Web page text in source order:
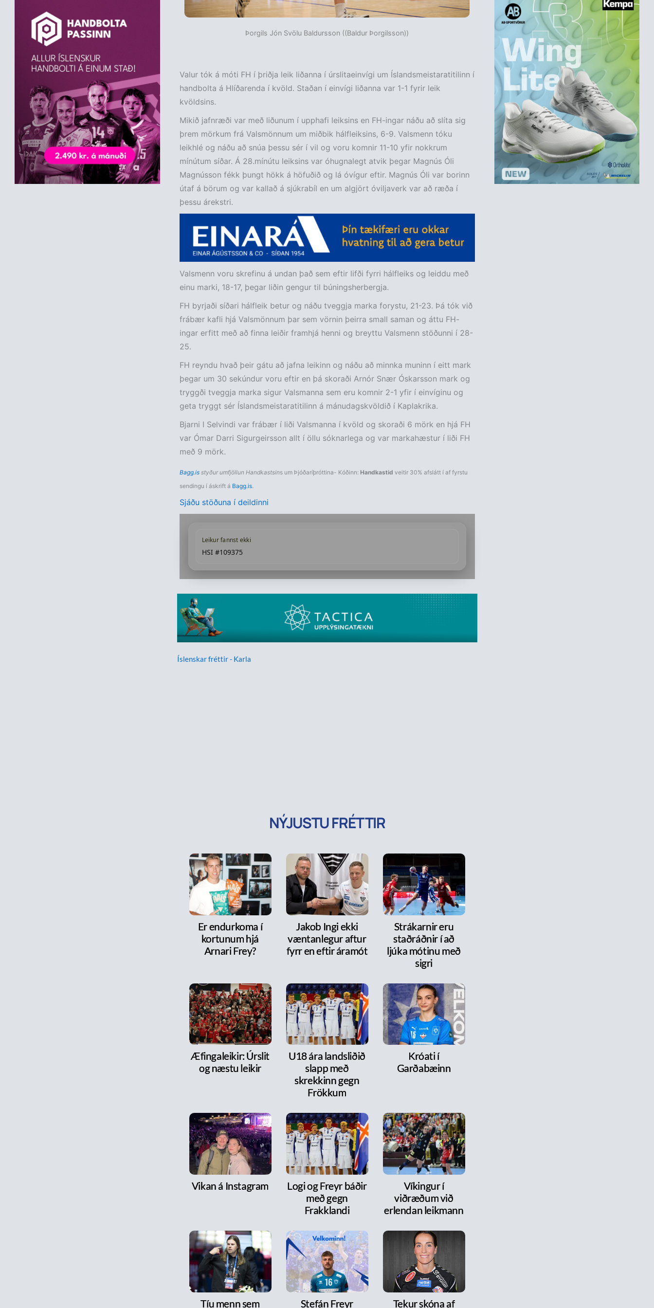
Þorgils Jón Svölu Baldursson ((Baldur Þorgilsson))
Valur tók á móti FH í þriðja leik liðanna í úrslitaeinvígi um Íslandsmeistaratitilinn í
handbolta á Hlíðarenda í kvöld. Staðan í einvígi liðanna var 1-1 fyrir leik
kvöldsins.
Mikið jafnræði var með liðunum í upphafi leiksins en FH-ingar náðu að slíta sig
þrem mörkum frá Valsmönnum um miðbik hálfleiksins, 6-9. Valsmenn tóku
leikhlé og náðu að snúa þessu sér í vil og voru komnir 11-10 yfir nokkrum
mínútum síðar. Á 28.mínútu leiksins var óhugnalegt atvik þegar Magnús Óli
Magnússon fékk þungt hökk á höfuðið og lá óvígur eftir. Magnús Óli var borinn
útaf á börum og var kallað á sjúkrabíl en um algjört óviljaverk var að ræða í
þessu árekstri.
Valsmenn voru skrefinu á undan það sem eftir lifði fyrri hálfleiks og leiddu með
einu marki, 18-17, þegar liðin gengur til búningsherbergja.
FH byrjaði síðari hálfleik betur og náðu tveggja marka forystu, 21-23. Þá tók við
frábær kafli hjá Valsmönnum þar sem vörnin þeirra small saman og áttu FH-
ingar erfitt með að finna leiðir framhjá henni og breyttu Valsmenn stöðunni í 28-
25.
FH reyndu hvað þeir gátu að jafna leikinn og náðu að minnka muninn í eitt mark
þegar um 30 sekúndur voru eftir en þá skoraði Arnór Snær Óskarsson mark og
tryggði tveggja marka sigur Valsmanna sem eru komnir 2-1 yfir í einvíginu og
geta tryggt sér Íslandsmeistaratitilinn á mánudagskvöldið í Kaplakrika.
Bjarni I Selvindi var frábær í liði Valsmanna í kvöld og skoraði 6 mörk en hjá FH
var Ómar Darri Sigurgeirsson allt í öllu sóknarlega og var markahæstur í liði FH
með 9 mörk.
Bagg.isstyður umfjöllun Handkastsins um Þjóðaríþróttina- Kóðinn: Handkastid veitir 30% afslátt í af fyrstu
sendingu í áskrift á Bagg.is.
Sjáðu stöðuna í deildinni
Leikur fannst ekki
HSI #109375
Íslenskar fréttir - Karla
NÝJUSTU FRÉTTIR
Er endurkoma í
kortunum hjá
Arnari Frey?
Jakob Ingi ekki
væntanlegur aftur
fyrr en eftir áramót
Strákarnir eru
staðráðnir í að
ljúka mótinu með
sigri
Æfingaleikir: Úrslit
og næstu leikir
U18 ára landsliðið
slapp með
skrekkinn gegn
Frökkum
Króati í
Garðabæinn
Vikan á Instagram
Logi og Freyr báðir
með gegn
Frakklandi
Víkingur í
viðræðum við
erlendan leikmann
Tíu menn sem Stefán Freyr Tekur skóna af